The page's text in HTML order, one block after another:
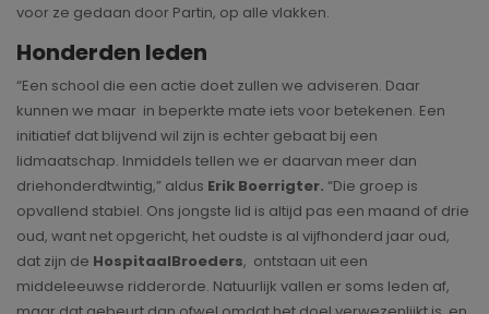
voor ze gedaan door Partin, op alle vlakken.
Honderden leden
“Een school die een actie doet zullen we adviseren. Daar
kunnen we maar in beperkte mate iets voor betekenen. Een
initiatief dat blijvend wil zijn is echter gebaat bij een
lidmaatschap. Inmiddels tellen we er daarvan meer dan
driehonderdtwintig,” aldus Erik Boerrigter. “Die groep is
opvallend stabiel. Ons jongste lid is altijd pas een maand of drie
oud, want net opgericht, het oudste is al vijfhonderd jaar oud,
dat zijn de HospitaalBroeders, ontstaan uit een
middeleeuwse ridderorde. Natuurlijk vallen er soms leden af,